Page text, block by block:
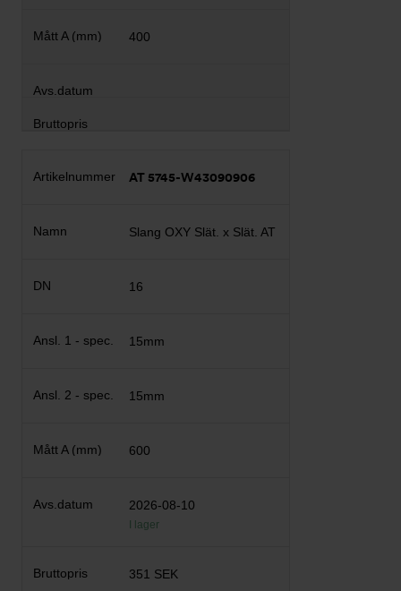
400
AT 5745-W43090906
Slang OXY Slät. x Slät. AT
16
15mm
15mm
600
2026-08-10
I lager
351 SEK